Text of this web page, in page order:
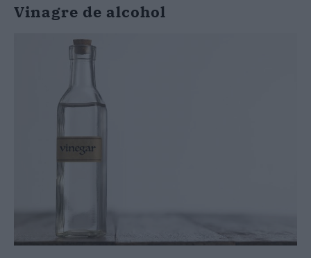
Vinagre de alcohol